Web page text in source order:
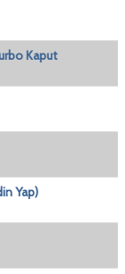
Kaput
Yap)